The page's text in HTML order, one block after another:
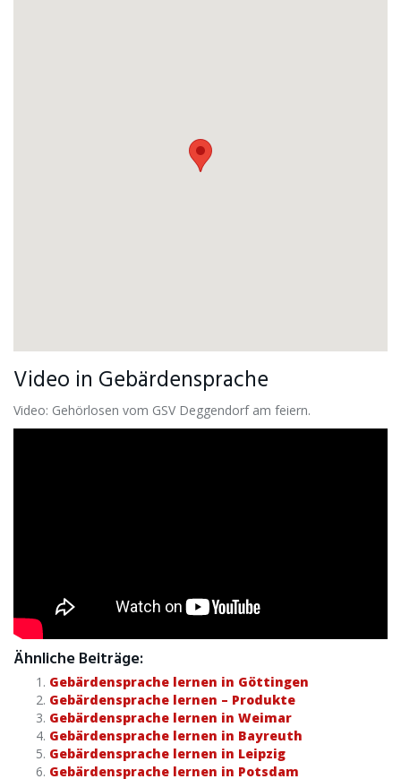
Video in Gebärdensprache
Video: Gehörlosen vom GSV Deggendorf am feiern.
Ähnliche Beiträge:
Gebärdensprache lernen in Göttingen
Gebärdensprache lernen – Produkte
Gebärdensprache lernen in Weimar
Gebärdensprache lernen in Bayreuth
Gebärdensprache lernen in Leipzig
Gebärdensprache lernen in Potsdam